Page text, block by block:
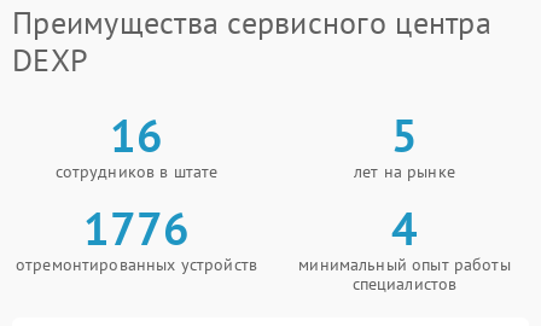
Преимущества сервисного центра
DEXP
16
сотрудников в штате
5
лет на рынке
1776
отремонтированных устройств
4
минимальный опыт работы
специалистов